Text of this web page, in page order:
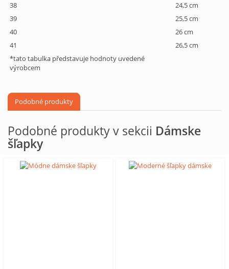
38
24,5 cm
39
25,5 cm
40
26 cm
41
26,5 cm
*tato tabulka představuje hodnoty uvedené
výrobcem
Podobné produkty
Podobné produkty v sekcii Dámske
šľapky